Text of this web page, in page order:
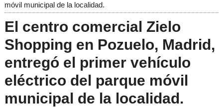
móvil municipal de la localidad.
El centro comercial Zielo
Shopping en Pozuelo, Madrid,
entregó el primer vehículo
eléctrico del parque móvil
municipal de la localidad.